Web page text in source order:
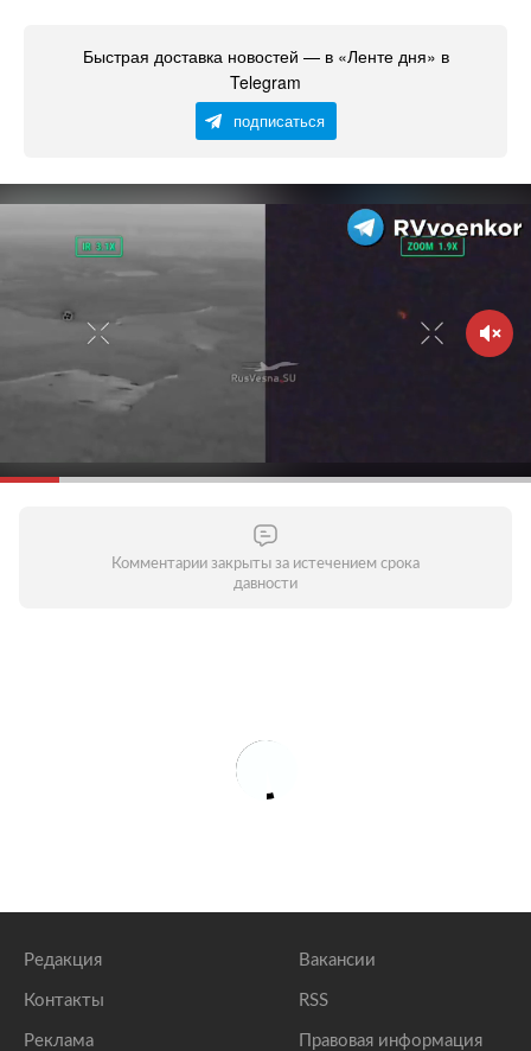
Быстрая доставка новостей — в «Ленте дня» в
Telegram
подписаться
Комментарии закрыты за истечением срока
давности
Редакция
Контакты
Реклама
Вакансии
RSS
Правовая информация